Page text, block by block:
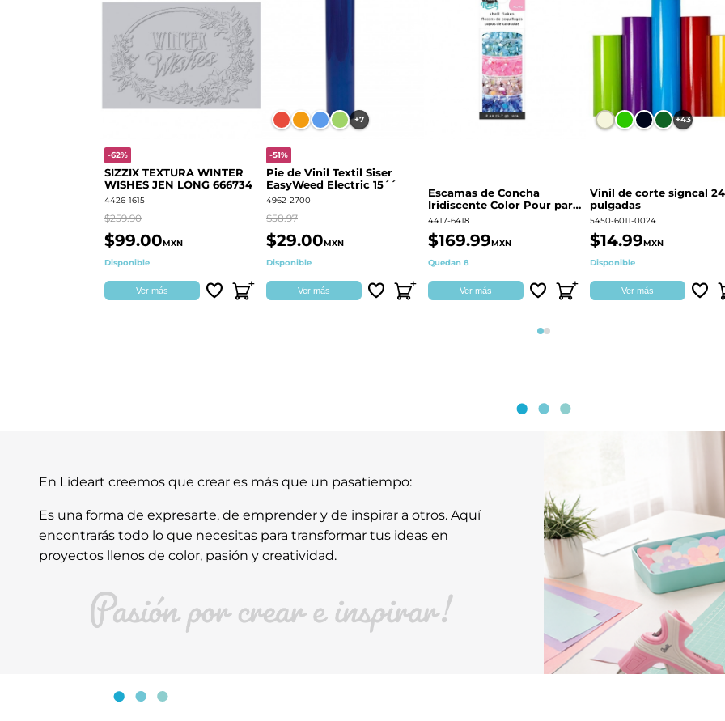
-62%
SIZZIX TEXTURA WINTER
WISHES JEN LONG 666734
4426-1615
$259.90
$99.00MXN
Disponible
Ver más
+7
-51%
Pie de Vinil Textil Siser
EasyWeed Electric 15´´
4962-2700
$58.97
$29.00MXN
Disponible
Ver más
Escamas de Concha
Iridiscente Color Pour para
decoración | 359687
4417-6418
$169.99MXN
Quedan 8
Ver más
+43
Vinil de corte signcal 24
pulgadas
5450-6011-0024
$14.99MXN
Disponible
Ver más
Página 1
Página 2
En Lideart creemos que crear es más que un pasatiempo:
Es una forma de expresarte, de emprender y de inspirar a otros. Aquí
encontrarás todo lo que necesitas para transformar tus ideas en
proyectos llenos de color, pasión y creatividad.